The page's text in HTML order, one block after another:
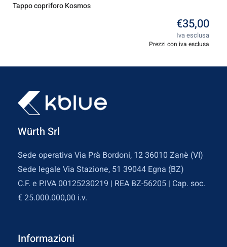
Tappo copriforo Kosmos
€35,00
Iva esclusa
Prezzi con iva esclusa
Würth Srl
Sede operativa Via Prà Bordoni, 12 36010 Zanè (VI)
Sede legale Via Stazione, 51 39044 Egna (BZ)
C.F. e P.IVA 00125230219 | REA BZ-56205 | Cap. soc.
€ 25.000.000,00 i.v.
Informazioni